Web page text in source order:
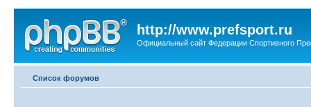
http://www.prefsport.ru
Официальный сайт Федерации Спортивного
Список форумов